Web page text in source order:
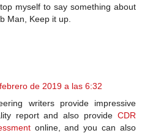
myself to say something about
Man, Keep it up.
de 2019 a las 6:32
writers provide impressive
report and also provide CDR
online, and you can also